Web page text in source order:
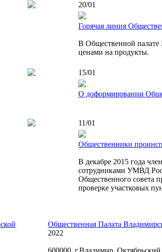
20/01
Горячая линия
В Общественной палате
ценами на продукты.
15/01
О доформировании
11/01
Общественники
В декабре 2015 года
сотрудниками УМВД
Общественного совета
проверке участковых
Общественная Палата
2022
600000, г.Владимир, Октябрьский